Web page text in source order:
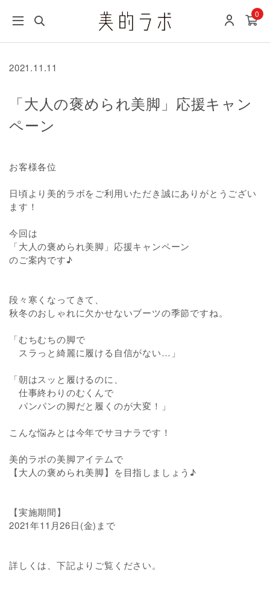
0
2021.11.11
「大人の褒められ美脚」応援キャン
ペーン
お客様各位
日頃より美的ラボをご利用いただき誠にありがとうござい
ます！
今回は
「大人の褒められ美脚」応援キャンペーン
のご案内です♪
段々寒くなってきて、
秋冬のおしゃれに欠かせないブーツの季節ですね。
「むちむちの脚で
スラっと綺麗に履ける自信がない…」
「朝はスッと履けるのに、
仕事終わりのむくんで
パンパンの脚だと履くのが大変！」
こんな悩みとは今年でサヨナラです！
美的ラボの美脚アイテムで
【大人の褒められ美脚】を目指しましょう♪
【実施期間】
2021年11月26日(金)まで
詳しくは、下記よりご覧ください。